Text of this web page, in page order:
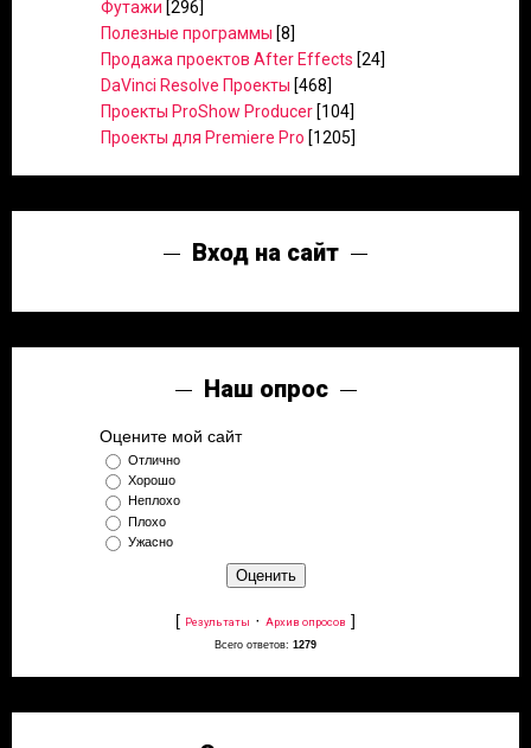
Футажи [296]
Полезные программы [8]
Продажа проектов After Effects [24]
DaVinci Resolve Проекты [468]
Проекты ProShow Producer [104]
Проекты для Premiere Pro [1205]
Вход на сайт
Наш опрос
Оцените мой сайт
Отлично
Хорошо
Неплохо
Плохо
Ужасно
[ Результаты · Архив опросов ]
Всего ответов: 1279